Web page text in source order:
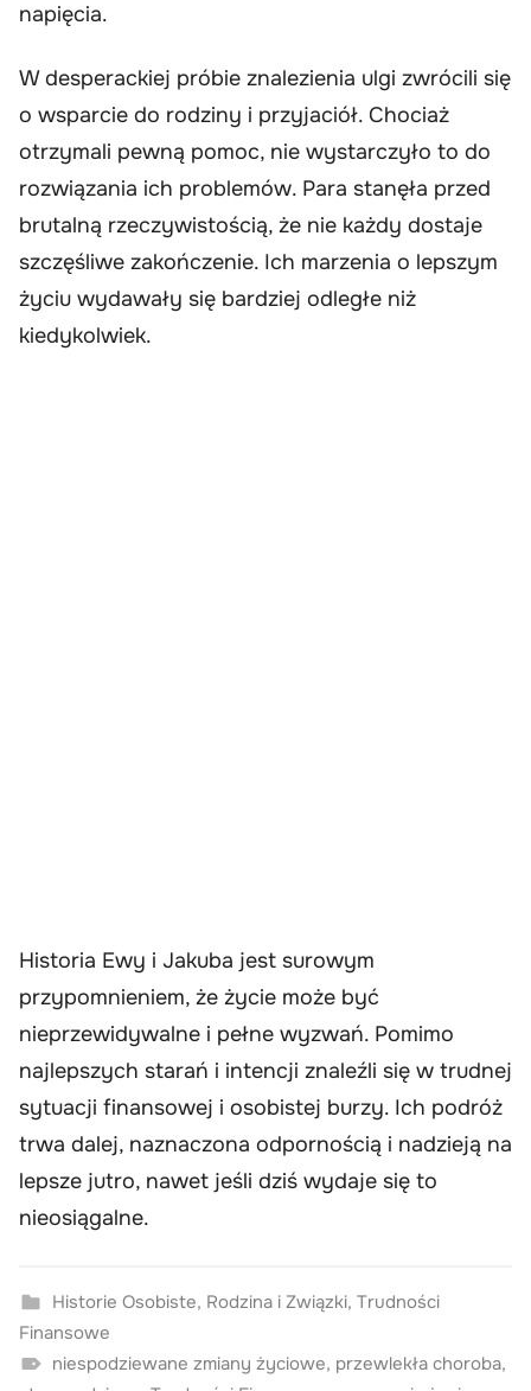
napięcia.
W desperackiej próbie znalezienia ulgi zwrócili się
o wsparcie do rodziny i przyjaciół. Chociaż
otrzymali pewną pomoc, nie wystarczyło to do
rozwiązania ich problemów. Para stanęła przed
brutalną rzeczywistością, że nie każdy dostaje
szczęśliwe zakończenie. Ich marzenia o lepszym
życiu wydawały się bardziej odległe niż
kiedykolwiek.
Historia Ewy i Jakuba jest surowym
przypomnieniem, że życie może być
nieprzewidywalne i pełne wyzwań. Pomimo
najlepszych starań i intencji znaleźli się w trudnej
sytuacji finansowej i osobistej burzy. Ich podróż
trwa dalej, naznaczona odpornością i nadzieją na
lepsze jutro, nawet jeśli dziś wydaje się to
nieosiągalne.
Historie Osobiste, Rodzina i Związki, Trudności
Finansowe
niespodziewane zmiany życiowe, przewlekła choroba,